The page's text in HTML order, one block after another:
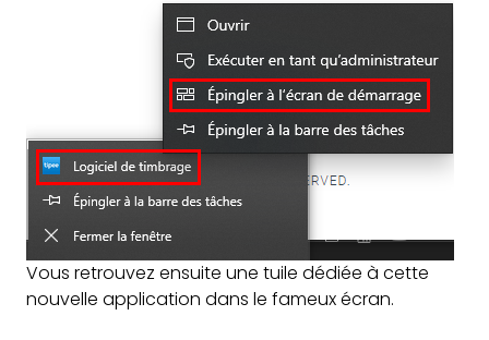
Vous retrouvez ensuite une tuile dédiée à cette
nouvelle application dans le fameux écran.